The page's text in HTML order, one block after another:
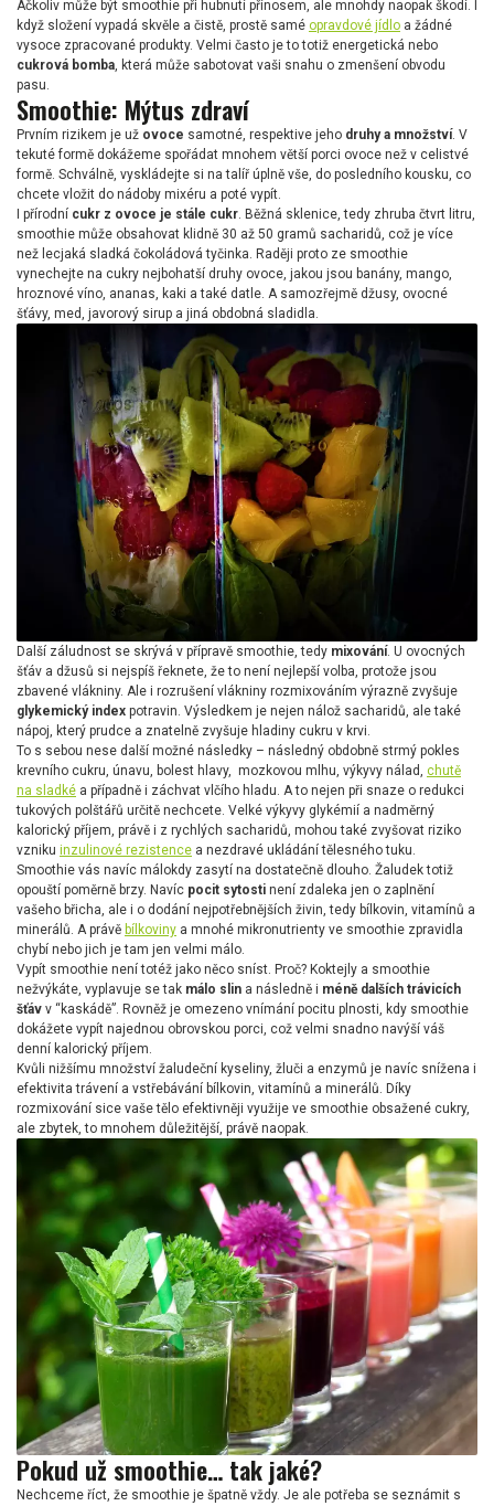
Ačkoliv může být smoothie při hubnutí přínosem, ale mnohdy naopak škodí. I
když složení vypadá skvěle a čistě, prostě samé opravdové jídlo a žádné
vysoce zpracované produkty. Velmi často je to totiž energetická nebo
cukrová bomba, která může sabotovat vaši snahu o zmenšení obvodu
pasu.
Smoothie: Mýtus zdraví
Prvním rizikem je už ovoce samotné, respektive jeho druhy a množství. V
tekuté formě dokážeme spořádat mnohem větší porci ovoce než v celistvé
formě. Schválně, vyskládejte si na talíř úplně vše, do posledního kousku, co
chcete vložit do nádoby mixéru a poté vypít.
I přírodní cukr z ovoce je stále cukr. Běžná sklenice, tedy zhruba čtvrt litru,
smoothie může obsahovat klidně 30 až 50 gramů sacharidů, což je více
než lecjaká sladká čokoládová tyčinka. Raději proto ze smoothie
vynechejte na cukry nejbohatší druhy ovoce, jakou jsou banány, mango,
hroznové víno, ananas, kaki a také datle. A samozřejmě džusy, ovocné
šťávy, med, javorový sirup a jiná obdobná sladidla.
Další záludnost se skrývá v přípravě smoothie, tedy mixování. U ovocných
šťáv a džusů si nejspíš řeknete, že to není nejlepší volba, protože jsou
zbavené vlákniny. Ale i rozrušení vlákniny rozmixováním výrazně zvyšuje
glykemický index potravin. Výsledkem je nejen nálož sacharidů, ale také
nápoj, který prudce a znatelně zvyšuje hladiny cukru v krvi.
To s sebou nese další možné následky – následný obdobně strmý pokles
krevního cukru, únavu, bolest hlavy, mozkovou mlhu, výkyvy nálad, chutě
na sladké a případně i záchvat vlčího hladu. A to nejen při snaze o redukci
tukových polštářů určitě nechcete. Velké výkyvy glykémií a nadměrný
kalorický příjem, právě i z rychlých sacharidů, mohou také zvyšovat riziko
vzniku inzulinové rezistence a nezdravé ukládání tělesného tuku.
Smoothie vás navíc málokdy zasytí na dostatečně dlouho. Žaludek totiž
opouští poměrně brzy. Navíc pocit sytosti není zdaleka jen o zaplnění
vašeho břicha, ale i o dodání nejpotřebnějších živin, tedy bílkovin, vitamínů a
minerálů. A právě bílkoviny a mnohé mikronutrienty ve smoothie zpravidla
chybí nebo jich je tam jen velmi málo.
Vypít smoothie není totéž jako něco sníst. Proč? Koktejly a smoothie
nežvýkáte, vyplavuje se tak málo slin a následně i méně dalších trávicích
šťáv v “kaskádě”. Rovněž je omezeno vnímání pocitu plnosti, kdy smoothie
dokážete vypít najednou obrovskou porci, což velmi snadno navýší váš
denní kalorický příjem.
Kvůli nižšímu množství žaludeční kyseliny, žluči a enzymů je navíc snížena i
efektivita trávení a vstřebávání bílkovin, vitamínů a minerálů. Díky
rozmixování sice vaše tělo efektivněji využije ve smoothie obsažené cukry,
ale zbytek, to mnohem důležitější, právě naopak.
Pokud už smoothie… tak jaké?
Nechceme říct, že smoothie je špatně vždy. Je ale potřeba se seznámit s